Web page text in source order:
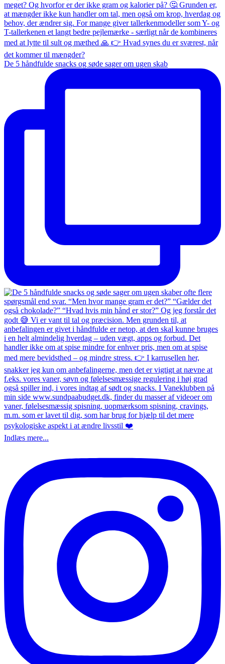
De 5 håndfulde snacks og søde sager om ugen skab
Indlæs mere...